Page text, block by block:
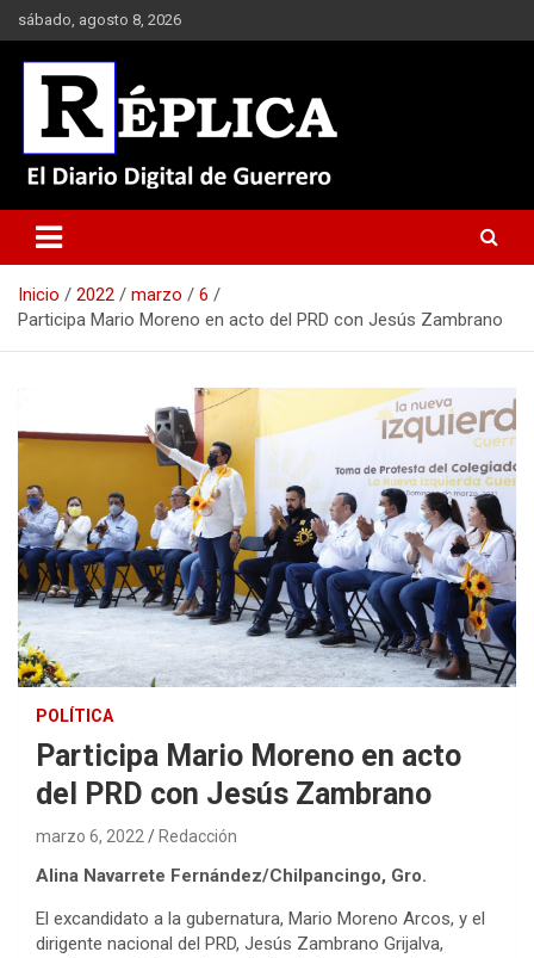
Saltar
al
contenido
sábado, agosto 8, 2026
Réplica
Inicio 2022 marzo
6
Participa Mario Moreno en acto del PRD con Jesús Zambrano
POLÍTICA
Participa Mario Moreno en acto
del PRD con Jesús Zambrano
marzo 6, 2022 Redacción
Alina Navarrete Fernández/Chilpancingo, Gro.
El excandidato a la gubernatura, Mario Moreno Arcos, y el
dirigente nacional del PRD, Jesús Zambrano Grijalva,